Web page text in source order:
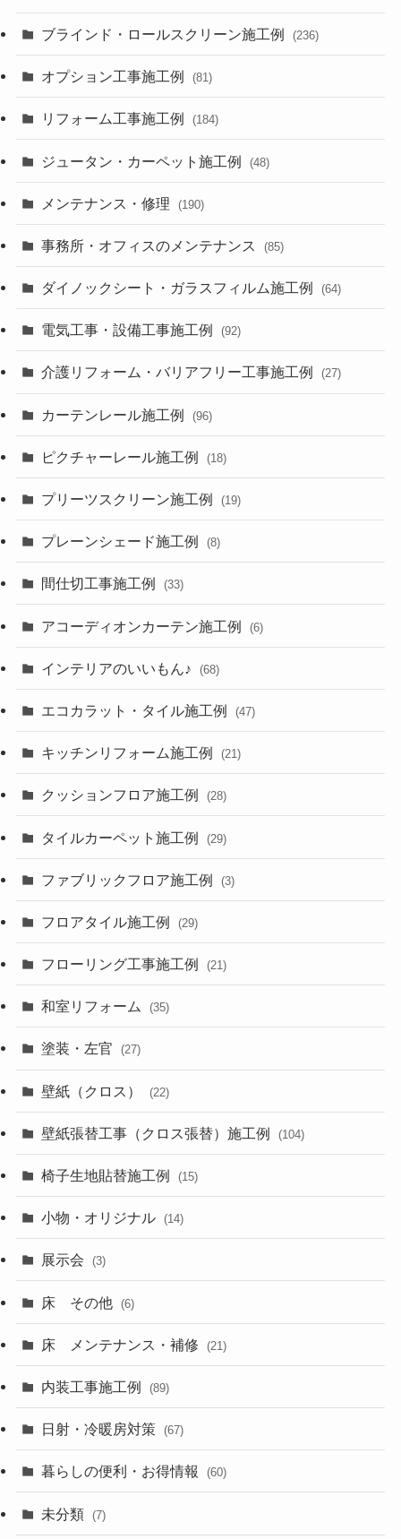
ブラインド・ロールスクリーン施工例 (236)
オプション工事施工例 (81)
リフォーム工事施工例 (184)
ジュータン・カーペット施工例 (48)
メンテナンス・修理 (190)
事務所・オフィスのメンテナンス (85)
ダイノックシート・ガラスフィルム施工例 (64)
電気工事・設備工事施工例 (92)
介護リフォーム・バリアフリー工事施工例 (27)
カーテンレール施工例 (96)
ピクチャーレール施工例 (18)
プリーツスクリーン施工例 (19)
プレーンシェード施工例 (8)
間仕切工事施工例 (33)
アコーディオンカーテン施工例 (6)
インテリアのいいもん♪ (68)
エコカラット・タイル施工例 (47)
キッチンリフォーム施工例 (21)
クッションフロア施工例 (28)
タイルカーペット施工例 (29)
ファブリックフロア施工例 (3)
フロアタイル施工例 (29)
フローリング工事施工例 (21)
和室リフォーム (35)
塗装・左官 (27)
壁紙（クロス） (22)
壁紙張替工事（クロス張替）施工例 (104)
椅子生地貼替施工例 (15)
小物・オリジナル (14)
展示会 (3)
床 その他 (6)
床 メンテナンス・補修 (21)
内装工事施工例 (89)
日射・冷暖房対策 (67)
暮らしの便利・お得情報 (60)
未分類 (7)